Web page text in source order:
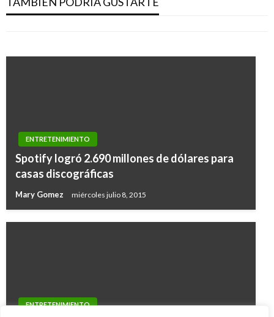
Iván Briceño viernes noviembre 9, 2018
estas navidades
ENTRETENIMIENTO
Spotify logró 2.690 millones de dólares para
casas discográficas
Mary Gomez miércoles julio 8, 2015
ENTRETENIMIENTO